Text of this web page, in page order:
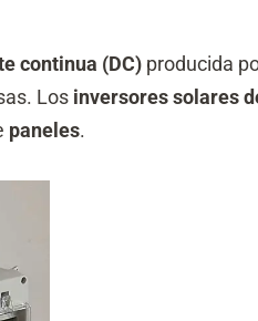
continua (DC) producida
Los inversores solares
paneles.